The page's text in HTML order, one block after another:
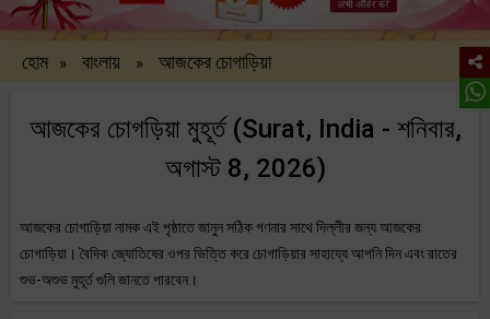
হোম » বাংলায় » আজকের চোগাড়িয়া
আজকের চোগড়িয়া মুহূর্ত (Surat, India - শনিবার,
অগাস্ট 8, 2026)
আজকের চোগাড়িয়া নামক এই পৃষ্ঠাতে জানুন সঠিক গণনার সাথে দিল্লীর জন্য আজকের
চোগাড়িয়া। বৈদিক জ্যোতিষের ওপর ভিত্তি করে চোগাড়িয়ার সাহায্যে আপনি দিন এবং রাতের
শুভ-অশুভ মুহূর্ত গুলি জানতে পারবেন।